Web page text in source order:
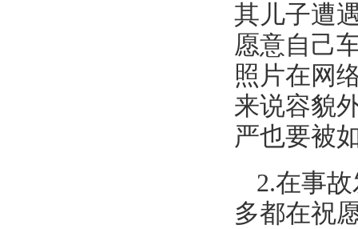
其儿子遭
愿意自己
照片在网
来说容貌
严也要被
2.在事
多都在祝